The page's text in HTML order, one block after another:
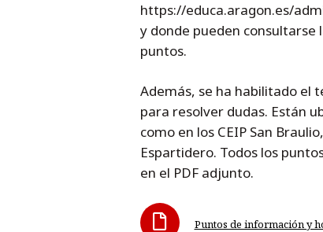
https://educa.aragon.es/
y donde pueden consultarse
puntos.
Además, se ha habilitado el
para resolver dudas. Están
como en los CEIP San
Espartidero. Todos los
en el PDF adjunto.
Puntos de información y